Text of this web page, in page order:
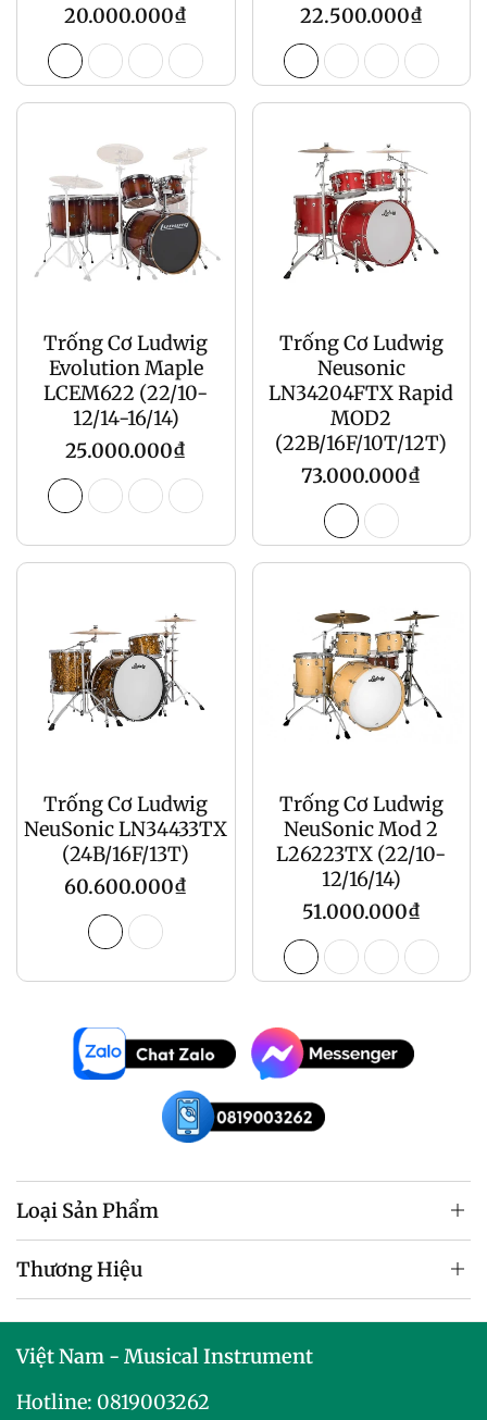
Giá
gốc
20.000.000₫
Giá
gốc
22.500.000₫
Trống Cơ Ludwig
Evolution Maple
LCEM622 (22/10-
12/14-16/14)
Giá
gốc
25.000.000₫
Trống Cơ Ludwig
Neusonic
LN34204FTX Rapid
MOD2
(22B/16F/10T/12T)
Giá
gốc
73.000.000₫
Trống Cơ Ludwig
NeuSonic LN34433TX
(24B/16F/13T)
Giá
gốc
60.600.000₫
Trống Cơ Ludwig
NeuSonic Mod 2
L26223TX (22/10-
12/16/14)
Giá
gốc
51.000.000₫
Loại Sản Phẩm
Thương Hiệu
Việt Nam - Musical Instrument
Hotline: 0819003262